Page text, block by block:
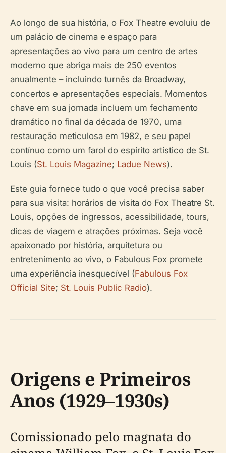
Ao longo de sua história, o Fox Theatre evoluiu de
um palácio de cinema e espaço para
apresentações ao vivo para um centro de artes
moderno que abriga mais de 250 eventos
anualmente – incluindo turnês da Broadway,
concertos e apresentações especiais. Momentos
chave em sua jornada incluem um fechamento
dramático no final da década de 1970, uma
restauração meticulosa em 1982, e seu papel
contínuo como um farol do espírito artístico de St.
Louis (St. Louis Magazine; Ladue News).
Este guia fornece tudo o que você precisa saber
para sua visita: horários de visita do Fox Theatre St.
Louis, opções de ingressos, acessibilidade, tours,
dicas de viagem e atrações próximas. Seja você
apaixonado por história, arquitetura ou
entretenimento ao vivo, o Fabulous Fox promete
uma experiência inesquecível (Fabulous Fox
Official Site; St. Louis Public Radio).
Origens e Primeiros
Anos (1929–1930s)
Comissionado pelo magnata do